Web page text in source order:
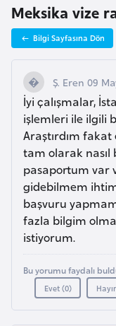
V
i
z
e
İ
ş
l
e
m
l
e
r
i
Meksika vize
Bilgi Sayfasına Dön
Ş. Eren 09
İyi çalışmalar,
işlemleri ile ilgili
Araştırdım
tam olarak nasıl
pasaportum var
gidebilmem
başvuru
fazla bilgim
istiyorum.
Bu yorumu faydalı
Evet (0)
A
u
s
t
u
r
y
a
A
z